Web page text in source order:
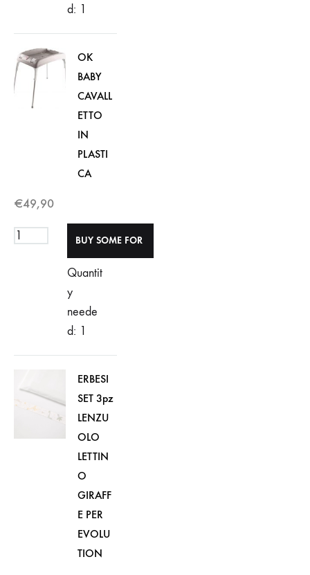
d: 1
OK
BABY
CAVALL
ETTO
IN
PLASTI
CA
€49,90
Quantit
y
neede
d: 1
ERBESI
SET 3pz
LENZU
OLO
LETTIN
O
GIRAFF
E PER
EVOLU
TION